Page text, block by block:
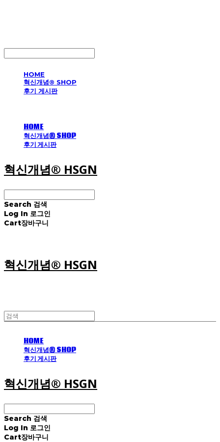
HOME
혁신개념® SHOP
후기 게시판
HOME
혁신개념® SHOP
후기 게시판
혁신개념® HSGN
Search 검색
Log In 로그인
Cart장바구니
혁신개념® HSGN
HOME
혁신개념® SHOP
후기 게시판
혁신개념® HSGN
Search 검색
Log In 로그인
Cart장바구니